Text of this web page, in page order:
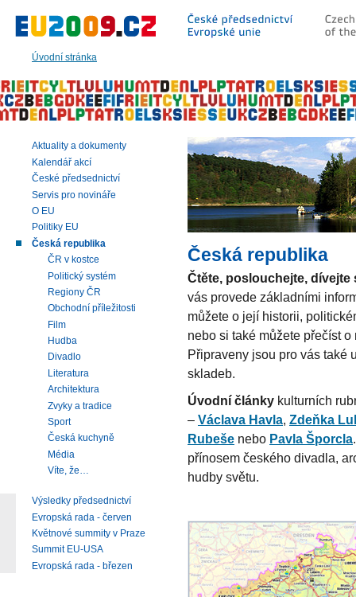
Úvodní stránka
hlavní
|
navigaci
|
vyhledávání
Česká republika
Čtěte, poslouchejte, dívejte
vás provede základními
můžete o její historii,
nebo si také můžete přečíst
Připraveny jsou pro vás také
skladeb.
Úvodní články kulturních
– Václava Havla, Zdeňka
Rubeše nebo Pavla Šporcla
přínosem českého divadla,
hudby světu.
Aktuality a dokumenty
Kalendář akcí
České předsednictví
Servis pro novináře
O EU
Politiky EU
Česká republika
ČR v kostce
Politický systém
Regiony ČR
Obchodní příležitosti
Film
Hudba
Divadlo
Literatura
Architektura
Zvyky a tradice
Sport
Česká kuchyně
Média
Víte, že…
Výsledky předsednictví
Evropská rada - červen
Květnové summity v Praze
Summit EU-USA
Evropská rada - březen